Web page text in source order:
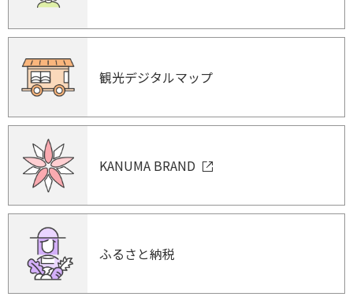
観光デジタルマップ
KANUMA BRAND
ふるさと納税